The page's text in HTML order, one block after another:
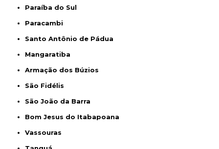
Paraíba do Sul
Paracambi
Santo Antônio de Pádua
Mangaratiba
Armação dos Búzios
São Fidélis
São João da Barra
Bom Jesus do Itabapoana
Vassouras